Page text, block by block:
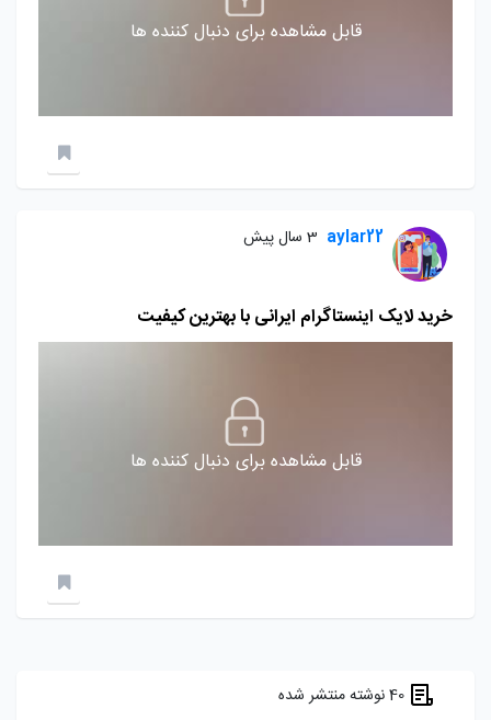
قابل مشاهده برای دنبال کننده ها
aylar22 3 سال پیش
خرید لایک اینستاگرام ایرانی با بهترین کیفیت
قابل مشاهده برای دنبال کننده ها